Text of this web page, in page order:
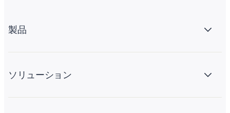
製品
ソリューション